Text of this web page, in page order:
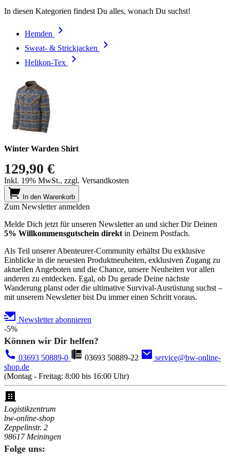
In diesen Kategorien findest Du alles, wonach Du suchst!
Hemden
Sweat- & Strickjacken
Helikon-Tex
Winter Warden Shirt
129,90 €
Inkl. 19% MwSt., zzgl. Versandkosten
In den Warenkorb
Zum Newsletter anmelden
Melde Dich jetzt für unseren Newsletter an und sicher Dir Deinen
5% Willkommensgutschein direkt in Deinem Postfach.
Als Teil unserer Abenteurer-Community erhältst Du exklusive
Einblicke in die neuesten Produktneuheiten, exklusiven Zugang zu
aktuellen Angeboten und die Chance, unsere Neuheiten vor allen
anderen zu entdecken. Egal, ob Du gerade Deine nächste
Wanderung planst oder die ultimative Survival-Ausrüstung suchst –
mit unserem Newsletter bist Du immer einen Schritt voraus.
Newsletter abonnieren
-5%
Können wir Dir helfen?
03693 50889-0 03693 50889-22
service@bw-online-
shop.de
(Montag - Freitag: 8:00 bis 16:00 Uhr)
Logistikzentrum
bw-online-shop
Zeppelinstr. 2
98617 Meiningen
Folge uns: